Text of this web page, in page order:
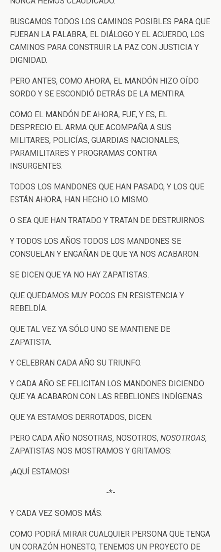
BUSCAMOS TODOS LOS CAMINOS POSIBLES PARA QUE
FUERAN LA PALABRA, EL DIÁLOGO Y EL ACUERDO, LOS
CAMINOS PARA CONSTRUIR LA PAZ CON JUSTICIA Y
DIGNIDAD.
PERO ANTES, COMO AHORA, EL MANDÓN HIZO OÍDO
SORDO Y SE ESCONDIÓ DETRÁS DE LA MENTIRA.
COMO EL MANDÓN DE AHORA, FUE, Y ES, EL
DESPRECIO EL ARMA QUE ACOMPAÑA A SUS
MILITARES, POLICÍAS, GUARDIAS NACIONALES,
PARAMILITARES Y PROGRAMAS CONTRA
INSURGENTES.
TODOS LOS MANDONES QUE HAN PASADO, Y LOS QUE
ESTÁN AHORA, HAN HECHO LO MISMO.
O SEA QUE HAN TRATADO Y TRATAN DE DESTRUIRNOS.
Y TODOS LOS AÑOS TODOS LOS MANDONES SE
CONSUELAN Y ENGAÑAN DE QUE YA NOS ACABARON.
SE DICEN QUE YA NO HAY ZAPATISTAS.
QUE QUEDAMOS MUY POCOS EN RESISTENCIA Y
REBELDÍA.
QUE TAL VEZ YA SÓLO UNO SE MANTIENE DE
ZAPATISTA.
Y CELEBRAN CADA AÑO SU TRIUNFO.
Y CADA AÑO SE FELICITAN LOS MANDONES DICIENDO
QUE YA ACABARON CON LAS REBELIONES INDÍGENAS.
QUE YA ESTAMOS DERROTADOS, DICEN.
PERO CADA AÑO NOSOTRAS, NOSOTROS, NOSOTROAS,
ZAPATISTAS NOS MOSTRAMOS Y GRITAMOS:
¡AQUÍ ESTAMOS!
-*-
Y CADA VEZ SOMOS MÁS.
COMO PODRÁ MIRAR CUALQUIER PERSONA QUE TENGA
UN CORAZÓN HONESTO, TENEMOS UN PROYECTO DE